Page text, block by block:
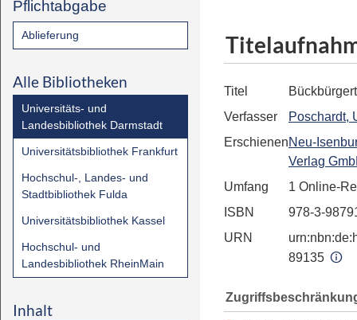
Pflichtabgabe
Ablieferung
Alle Bibliotheken
Universitäts- und
Landesbibliothek Darmstadt
Universitätsbibliothek Frankfurt
Hochschul-, Landes- und
Stadtbibliothek Fulda
Universitätsbibliothek Kassel
Hochschul- und
Landesbibliothek RheinMain
Inhalt
Titel
Verfasser
Poschardt,
ErschienenNeu-
Verlag
Umfang
1 Online-
ISBN
978-3-
URN
89135